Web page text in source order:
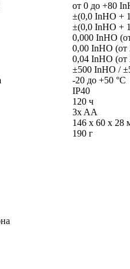
от 0 до +80
±(0,0 InHO +
±(0,0 InHO +
0,000 InHO
0,00 InHO (от
0,04 InHO (от
±500 InHO /
-20 до +50 °C
IP40
120 ч
3x AA
146 x 60 x 28
190 г